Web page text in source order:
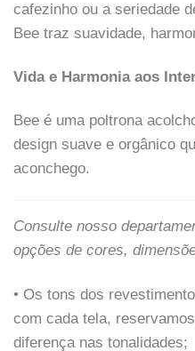
cafezinho ou a seriedade
Bee traz suavidade,
Vida e Harmonia aos
Bee é uma poltrona
design suave e orgânico
aconchego.
Consulte nosso
opções de cores,
• Os tons dos
com cada tela,
diferença nas tonalidades;